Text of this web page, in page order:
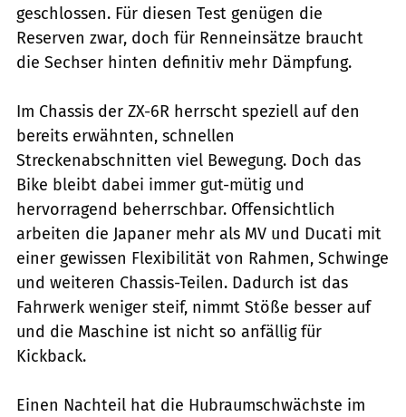
geschlossen. Für diesen Test genügen die
Reserven zwar, doch für Renneinsätze braucht
die Sechser hinten definitiv mehr Dämpfung.
Im Chassis der ZX-6R herrscht speziell auf den
bereits erwähnten, schnellen
Streckenabschnitten viel Bewegung. Doch das
Bike bleibt dabei immer gut-mütig und
hervorragend beherrschbar. Offensichtlich
arbeiten die Japaner mehr als MV und Ducati mit
einer gewissen Flexibilität von Rahmen, Schwinge
und weiteren Chassis-Teilen. Dadurch ist das
Fahrwerk weniger steif, nimmt Stöße besser auf
und die Maschine ist nicht so anfällig für
Kickback.
Einen Nachteil hat die Hubraumschwächste im